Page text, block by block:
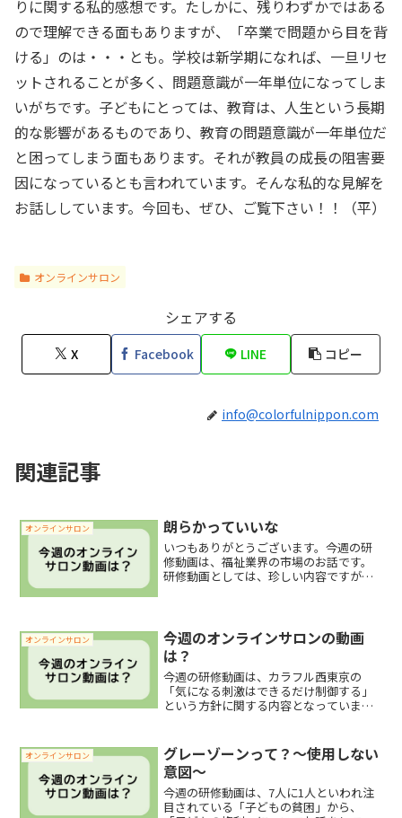
りに関する私的感想です。たしかに、残りわずかではある
ので理解できる面もありますが、「卒業で問題から目を背
ける」のは・・・とも。学校は新学期になれば、一旦リセ
ットされることが多く、問題意識が一年単位になってしま
いがちです。子どもにとっては、教育は、人生という長期
的な影響があるものであり、教育の問題意識が一年単位だ
と困ってしまう面もあります。それが教員の成長の阻害要
因になっているとも言われています。そんな私的な見解を
お話ししています。今回も、ぜひ、ご覧下さい！！（平）
オンラインサロン
シェアする
X Facebook LINE コピー
info@colorfulnippon.com
関連記事
オンラインサロン 朗らかっていいな
いつもありがとうございます。今週の研
修動画は、福祉業界の市場のお話です。
研修動画としては、珍しい内容ですが、
ている事業規模となります...
オンラインサロン
今週のオンラインサロンの動画
は？
今週の研修動画は、カラフル西東京の
「気になる刺激はできるだけ制御する」
という方針に関する内容となっていま
るつもりはありませんが、「慣れること
が難しい刺激」「生活に支障を...
オンラインサロン
グレーゾーンって？〜使用しない
意図〜
今週の研修動画は、7人に1人といわれ注
目されている「子どもの貧困」から、